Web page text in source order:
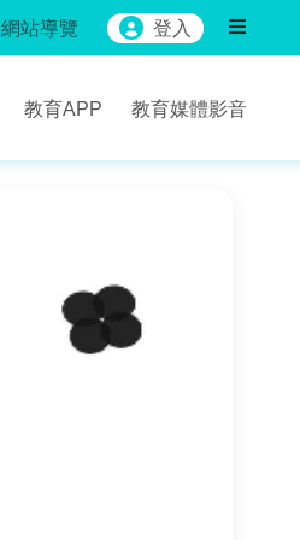
網站導覽 登入
教育APP 教育媒體影音